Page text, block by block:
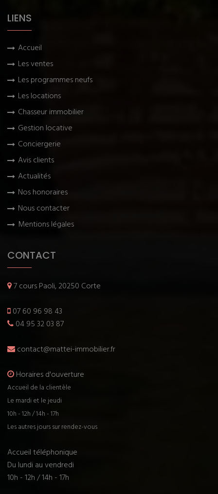
LIENS
Accueil
Les ventes
Les programmes neufs
Les locations
Chasseur immobilier
Gestion locative
Conciergerie
Avis clients
Actualités
Nos honoraires
Nous contacter
Mentions légales
CONTACT
7 cours Paoli, 20250 Corte
07 60 96 98 43
04 95 32 03 87
contact@mattei-immobilier.fr
Horaires d'ouverture
Accueil de la clientèle
Le mardi et le jeudi
10h - 12h / 14h - 17h
Les autres jours sur rendez-vous
Accueil téléphonique
Du lundi au vendredi
10h - 12h / 14h - 17h